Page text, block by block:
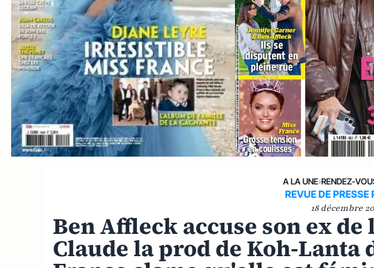
A LA UNE›RENDEZ-
REVUE DE PRESSE
18 décembre
Ben Affleck accuse son ex
Claude la prod de Koh-